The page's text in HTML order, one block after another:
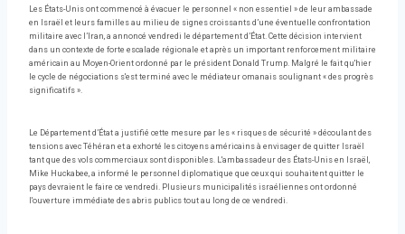
Les États-Unis ont commencé à évacuer le personnel « non essentiel » de leur ambassade
en Israël et leurs familles au milieu de signes croissants d’une éventuelle confrontation
militaire avec l’Iran, a annoncé vendredi le département d’État. Cette décision intervient
dans un contexte de forte escalade régionale et après un important renforcement militaire
américain au Moyen-Orient ordonné par le président Donald Trump. Malgré le fait qu'hier
le cycle de négociations s'est terminé avec le médiateur omanais soulignant « des progrès
significatifs ».
Le Département d’État a justifié cette mesure par les « risques de sécurité » découlant des
tensions avec Téhéran et a exhorté les citoyens américains à envisager de quitter Israël
tant que des vols commerciaux sont disponibles. L'ambassadeur des États-Unis en Israël,
Mike Huckabee, a informé le personnel diplomatique que ceux qui souhaitent quitter le
pays devraient le faire ce vendredi. Plusieurs municipalités israéliennes ont ordonné
l'ouverture immédiate des abris publics tout au long de ce vendredi.